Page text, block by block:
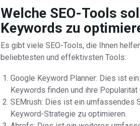
Welche SEO-Tools
Keywords zu
Es gibt viele SEO-Tools, die Ihnen
beliebtesten und effektivsten Tools:
Google Keyword Planner: Dies ist
Keywords finden und ihre Popularität
SEMrush: Dies ist ein umfassendes
Keyword-Strategie zu optimieren.